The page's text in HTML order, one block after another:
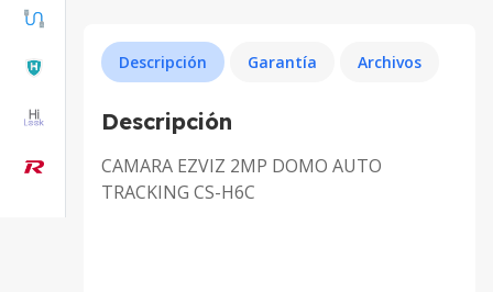
Descripción Garantía Archivos
Descripción
CAMARA EZVIZ 2MP DOMO AUTO
TRACKING CS-H6C